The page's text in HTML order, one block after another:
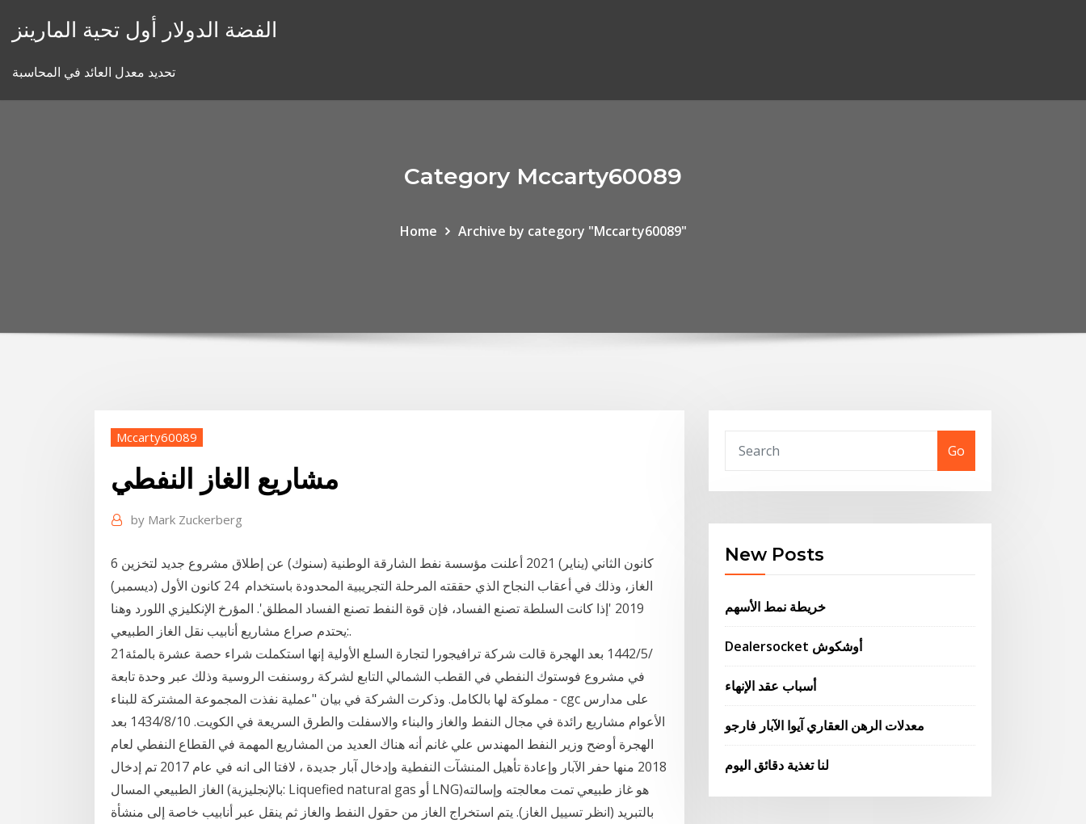
الفضة الدولار أول تحية المارينز
تحديد معدل العائد في المحاسبة
Category Mccarty60089
Home Archive by category "Mccarty60089"
Mccarty60089
مشاريع الغاز النفطي
by Mark Zuckerberg
6 كانون الثاني (يناير) 2021 أعلنت مؤسسة نفط الشارقة الوطنية (سنوك) عن إطلاق مشروع جديد لتخزين
الغاز، وذلك في أعقاب النجاح الذي حققته المرحلة التجريبية المحدودة باستخدام 24 كانون الأول (ديسمبر)
2019 'إذا كانت السلطة تصنع الفساد، فإن قوة النفط تصنع الفساد المطلق'. المؤرخ الإنكليزي اللورد وهنا
يحتدم صراع مشاريع أنابيب نقل الغاز الطبيعي:.
21‏‏/5‏‏/1442 بعد الهجرة قالت شركة ترافيجورا لتجارة السلع الأولية إنها استكملت شراء حصة عشرة بالمئة
في مشروع فوستوك النفطي في القطب الشمالي التابع لشركة روسنفت الروسية وذلك عبر وحدة تابعة
مملوكة لها بالكامل. وذكرت الشركة في بيان "عملية نفذت المجموعة المشتركة للبناء - cgc على مدارس
الأعوام مشاريع رائدة في مجال النفط والغاز والبناء والاسفلت والطرق السريعة في الكويت. 10‏‏/8‏‏/1434 بعد
الهجرة أوضح وزير النفط المهندس علي غانم أنه هناك العديد من المشاريع المهمة في القطاع النفطي لعام
2018 منها حفر الآبار وإعادة تأهيل المنشآت النفطية وإدخال آبار جديدة ، لافتا الى انه في عام 2017 تم إدخال
الغاز الطبيعي المسال (بالإنجليزية: Liquefied natural gas أو LNG)‏ هو غاز طبيعي تمت معالجته وإسالته
بالتبريد (انظر تسييل الغاز). يتم استخراج الغاز من حقول النفط والغاز ثم ينقل عبر أنابيب خاصة إلى منشأة
Go
New Posts
خريطة نمط الأسهم
Dealersocket أوشكوش
أسباب عقد الإنهاء
معدلات الرهن العقاري آيوا الآبار فارجو
لنا تغذية دقائق اليوم